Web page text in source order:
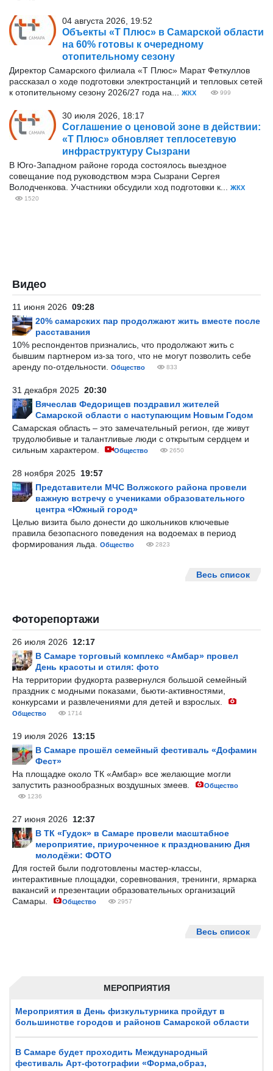
МЕРОПРИЯТИЯ
Мероприятия в День физкультурника пройдут в
большинстве городов и районов Самарской области
В Самаре будет проходить Международный
фестиваль Арт-фотографии «Форма,образ,
04 августа 2026, 19:52
Объекты «Т Плюс» в Самарской области
на 60% готовы к очередному
отопительному сезону
Директор Самарского филиала «Т Плюс» Марат Феткуллов
рассказал о ходе подготовки электростанций и тепловых сетей
к отопительному сезону 2026/27 года на...
ЖКХ 999
30 июля 2026, 18:17
Соглашение о ценовой зоне в действии:
«Т Плюс» обновляет теплосетевую
инфраструктуру Сызрани
В Юго-Западном районе города состоялось выездное
совещание под руководством мэра Сызрани Сергея
Володченкова. Участники обсудили ход подготовки к...
ЖКХ
1520
Видео
11 июня 2026 09:28
20% самарских пар продолжают жить вместе после
расставания
10% респондентов признались, что продолжают жить с
бывшим партнером из-за того, что не могут позволить себе
аренду по-отдельности.
Общество 833
31 декабря 2025 20:30
Вячеслав Федорищев поздравил жителей
Самарской области с наступающим Новым Годом
Самарская область – это замечательный регион, где живут
трудолюбивые и талантливые люди с открытым сердцем и
сильным характером.
Общество 2650
28 ноября 2025 19:57
Представители МЧС Волжского района провели
важную встречу с учениками образовательного
центра «Южный город»
Целью визита было донести до школьников ключевые
правила безопасного поведения на водоемах в период
формирования льда.
Общество 2823
Весь список
Фоторепортажи
26 июля 2026 12:17
В Самаре торговый комплекс «Амбар» провел
День красоты и стиля: фото
На территории фудкорта развернулся большой семейный
праздник с модными показами, бьюти-активностями,
конкурсами и развлечениями для детей и взрослых.
Общество 1714
19 июля 2026 13:15
В Самаре прошёл семейный фестиваль «Дофамин
Фест»
На площадке около ТК «Амбар» все желающие могли
запустить разнообразных воздушных змеев.
Общество
1236
27 июня 2026 12:37
В ТК «Гудок» в Самаре провели масштабное
мероприятие, приуроченное к празднованию Дня
молодёжи: ФОТО
Для гостей были подготовлены мастер-классы,
интерактивные площадки, соревнования, тренинги, ярмарка
вакансий и презентации образовательных организаций
Самары.
Общество 2957
Весь список